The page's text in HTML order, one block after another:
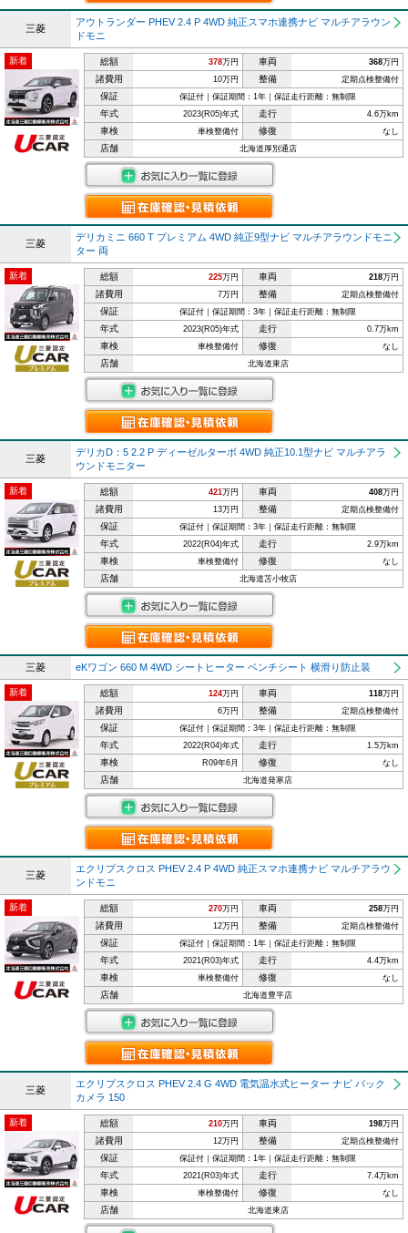
三菱
アウトランダー PHEV 2.4 P 4WD 純正スマホ連携ナビ マルチアラウン
ドモニ
新着 総額 378万円 車両 368万円
諸費用 10万円 整備 定期点検整備付
保証 保証付｜保証期間：1年｜保証走行距離：無制限
年式 2023(R05)年式 走行 4.6万km
車検 車検整備付 修復 なし
店舗 北海道厚別通店
三菱
デリカミニ 660 T プレミアム 4WD 純正9型ナビ マルチアラウンドモニ
ター 両
新着 総額 225万円 車両 218万円
諸費用 7万円 整備 定期点検整備付
保証 保証付｜保証期間：3年｜保証走行距離：無制限
年式 2023(R05)年式 走行 0.7万km
車検 車検整備付 修復 なし
店舗 北海道東店
三菱
デリカD：5 2.2 P ディーゼルターボ 4WD 純正10.1型ナビ マルチアラ
ウンドモニター
新着 総額 421万円 車両 408万円
諸費用 13万円 整備 定期点検整備付
保証 保証付｜保証期間：3年｜保証走行距離：無制限
年式 2022(R04)年式 走行 2.9万km
車検 車検整備付 修復 なし
店舗 北海道苫小牧店
三菱 eKワゴン 660 M 4WD シートヒーター ベンチシート 横滑り防止装
新着 総額 124万円 車両 118万円
諸費用 6万円 整備 定期点検整備付
保証 保証付｜保証期間：3年｜保証走行距離：無制限
年式 2022(R04)年式 走行 1.5万km
車検 R09年6月 修復 なし
店舗 北海道発寒店
三菱
エクリプスクロス PHEV 2.4 P 4WD 純正スマホ連携ナビ マルチアラウ
ンドモニ
新着 総額 270万円 車両 258万円
諸費用 12万円 整備 定期点検整備付
保証 保証付｜保証期間：1年｜保証走行距離：無制限
年式 2021(R03)年式 走行 4.4万km
車検 車検整備付 修復 なし
店舗 北海道豊平店
三菱
エクリプスクロス PHEV 2.4 G 4WD 電気温水式ヒーター ナビ バック
カメラ 150
新着 総額 210万円 車両 198万円
諸費用 12万円 整備 定期点検整備付
保証 保証付｜保証期間：1年｜保証走行距離：無制限
年式 2021(R03)年式 走行 7.4万km
車検 車検整備付 修復 なし
店舗 北海道東店